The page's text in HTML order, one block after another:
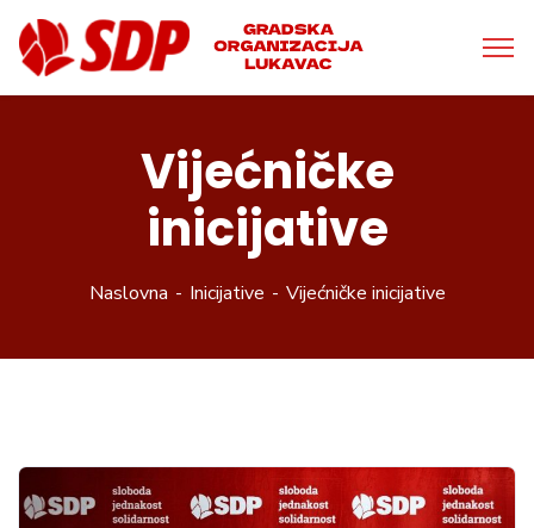
Vijećničke
inicijative
Naslovna Inicijative Vijećničke inicijative